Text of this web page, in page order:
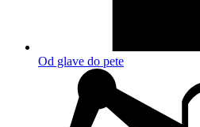
Od glave do pete